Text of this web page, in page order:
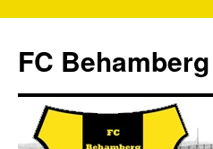
FC Behamberg